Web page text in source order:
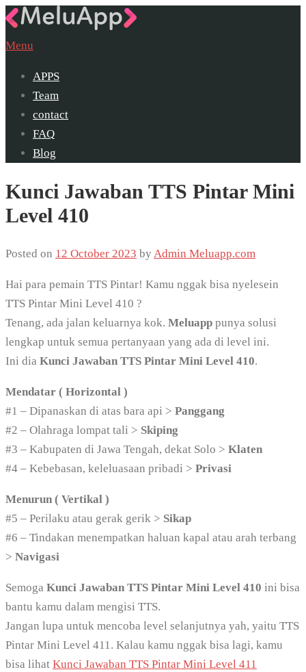
Skip
content
Menu
APPS
Team
contact
FAQ
Blog
Kunci Jawaban TTS Pintar Mini
Level 410
Posted on 12 October 2023 byAdmin Meluapp.com
Hai para pemain TTS Pintar! Kamu nggak bisa nyelesein
TTS Pintar Mini Level 410 ?
Tenang, ada jalan keluarnya kok. Meluapp punya solusi
lengkap untuk semua pertanyaan yang ada di level ini.
Ini dia Kunci Jawaban TTS Pintar Mini Level 410.
Mendatar ( Horizontal )
#1 – Dipanaskan di atas bara api > Panggang
#2 – Olahraga lompat tali > Skiping
#3 – Kabupaten di Jawa Tengah, dekat Solo > Klaten
#4 – Kebebasan, keleluasaan pribadi > Privasi
Menurun ( Vertikal )
#5 – Perilaku atau gerak gerik > Sikap
#6 – Tindakan menempatkan haluan kapal atau arah terbang
> Navigasi
Semoga Kunci Jawaban TTS Pintar Mini Level 410 ini bisa
bantu kamu dalam mengisi TTS.
Jangan lupa untuk mencoba level selanjutnya yah, yaitu TTS
Pintar Mini Level 411. Kalau kamu nggak bisa lagi, kamu
bisa lihat Kunci Jawaban TTS Pintar Mini Level 411